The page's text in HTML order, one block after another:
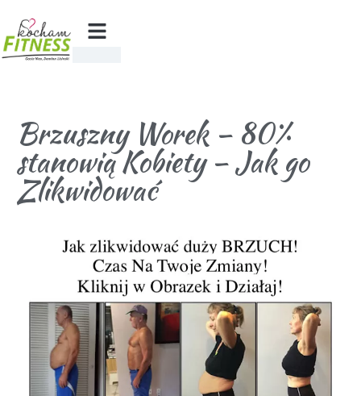
Brzuszny Worek – 80%
stanowią Kobiety – Jak go
Zlikwidować